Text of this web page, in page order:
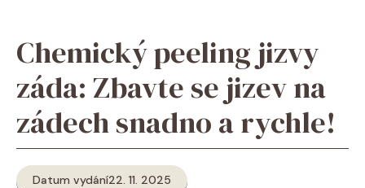
Chemický peeling jizvy
záda: Zbavte se jizev na
zádech snadno a rychle!
Datum vydání22. 11. 2025